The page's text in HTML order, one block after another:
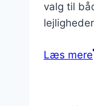
valg til
Læs mere